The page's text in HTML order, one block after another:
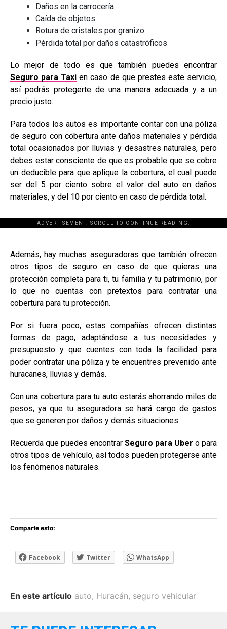
Daños en la carrocería
Caída de objetos
Rotura de cristales por granizo
Pérdida total por daños catastróficos
Lo mejor de todo es que también puedes encontrar
Seguro para Taxi en caso de que prestes este servicio,
así podrás protegerte de una manera adecuada y a un
precio justo.
Para todos los autos es importante contar con una póliza
de seguro con cobertura ante daños materiales y pérdida
total ocasionados por lluvias y desastres naturales, pero
debes estar consciente de que es probable que se cobre
un deducible para que aplique la cobertura, el cual puede
ser del 5 por ciento sobre el valor del auto en daños
materiales, y del 10 por ciento en caso de pérdida total.
ADVERTISEMENT. SCROLL TO CONTINUE READING.
[adsforwp id="243463"]
Además, hay muchas aseguradoras que también ofrecen
otros tipos de seguro en caso de que quieras una
protección completa para ti, tu familia y tu patrimonio, por
lo que no cuentas con pretextos para contratar una
cobertura para tu protección.
Por si fuera poco, estas compañías ofrecen distintas
formas de pago, adaptándose a tus necesidades y
presupuesto y que cuentes con toda la facilidad para
poder contratar una póliza y te encuentres prevenido ante
huracanes, lluvias y demás.
Con una cobertura para tu auto estarás ahorrando miles de
pesos, ya que tu aseguradora se hará cargo de gastos
que se generen por daños y demás situaciones.
Recuerda que puedes encontrar Seguro para Uber o para
otros tipos de vehículo, así todos pueden protegerse ante
los fenómenos naturales.
Comparte esto:
Facebook Twitter WhatsApp
En este artículo auto, Huracán, seguro vehicular